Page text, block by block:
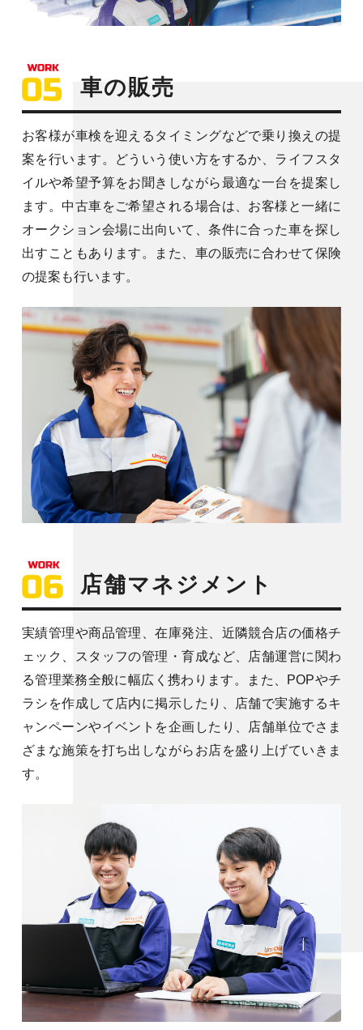
車の販売
お客様が車検を迎えるタイミングなどで乗り換えの提
案を行います。どういう使い方をするか、ライフスタ
イルや希望予算をお聞きしながら最適な一台を提案し
ます。中古車をご希望される場合は、お客様と一緒に
オークション会場に出向いて、条件に合った車を探し
出すこともあります。また、車の販売に合わせて保険
の提案も行います。
店舗マネジメント
実績管理や商品管理、在庫発注、近隣競合店の価格チ
ェック、スタッフの管理・育成など、店舗運営に関わ
る管理業務全般に幅広く携わります。また、POPやチ
ラシを作成して店内に掲示したり、店舗で実施するキ
ャンペーンやイベントを企画したり、店舗単位でさま
ざまな施策を打ち出しながらお店を盛り上げていきま
す。